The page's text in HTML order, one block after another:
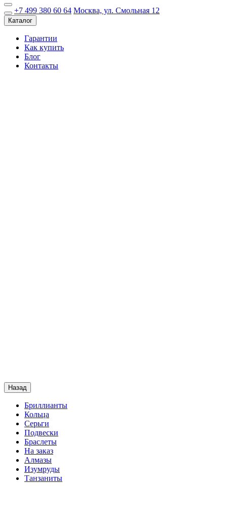
+7 499 380 60 64 Москва, ул. Смольная 12
Каталог
Гарантии
Как купить
Блог
Контакты
Назад
Бриллианты
Кольца
Серьги
Подвески
Браслеты
На заказ
Алмазы
Изумруды
Танзаниты